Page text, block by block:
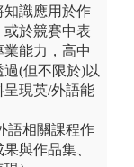
知識應用於作
或於競賽中表
業能力，高中
過(但不限於)以
呈現英/外語能
語相關課程作
與作品集、